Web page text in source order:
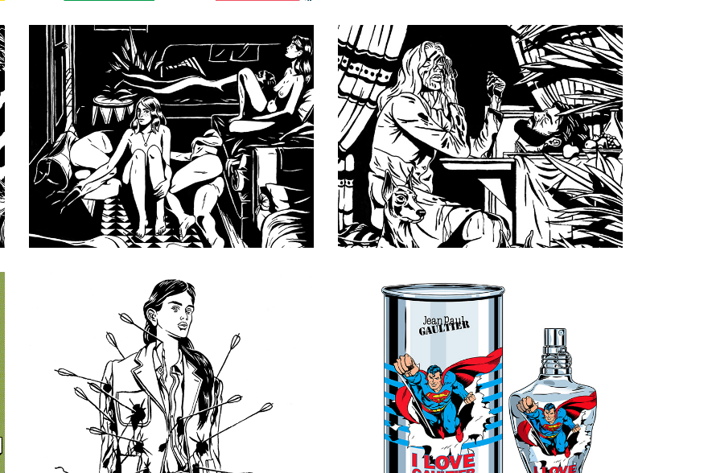
DIRTY SEXY
VALLEY
PERSONAL
ILLUSTRATIONS
#2
PERSONAL
ILLUSTRATIONS
#1
JEAN-PAUL
GAULTIER